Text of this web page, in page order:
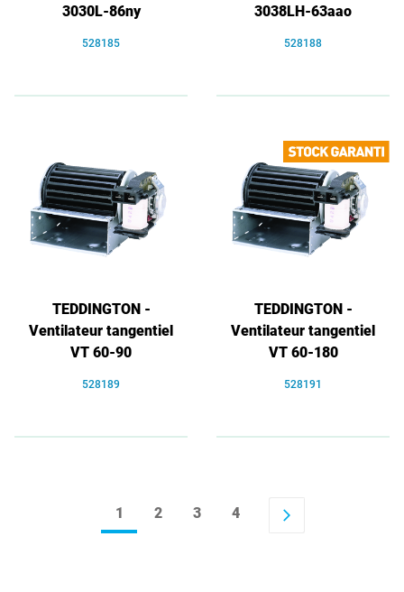
3030L-86ny
528185
3038LH-63aao
528188
TEDDINGTON -
Ventilateur tangentiel
VT 60-90
528189
TEDDINGTON -
Ventilateur tangentiel
VT 60-180
528191
1 2 3 4 arrow_forward_ios